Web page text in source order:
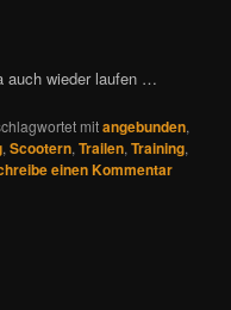
auch wieder laufen …
mitangebunden,
,Scootern,Trailen,Training,
einen Kommentar